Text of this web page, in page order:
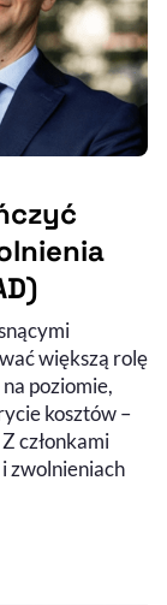
większą rolę
poziomie,
kosztów –
członkami
zwolnieniach